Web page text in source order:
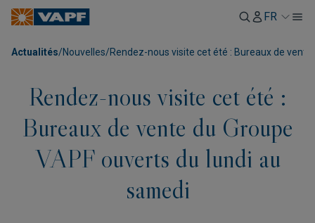
FR
Actualités/Nouvelles/Rendez-nous visite cet été : Bureaux de
Rendez-nous visite cet été :
Bureaux de vente du Groupe
VAPF ouverts du lundi au
samedi